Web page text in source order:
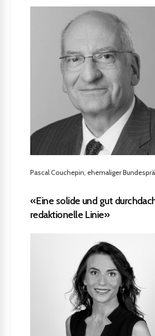
Pascal Couchepin, ehemaliger
«Eine solide und gut
redaktionelle Linie»